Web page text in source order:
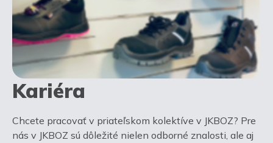
Kariéra
Chcete pracovať v priateľskom kolektíve v JKBOZ? Pre
nás v JKBOZ sú dôležité nielen odborné znalosti, ale aj